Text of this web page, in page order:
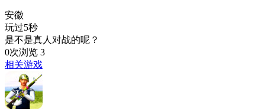
安徽
玩过5秒
是不是真人对战的呢？
0次浏览 3
相关游戏